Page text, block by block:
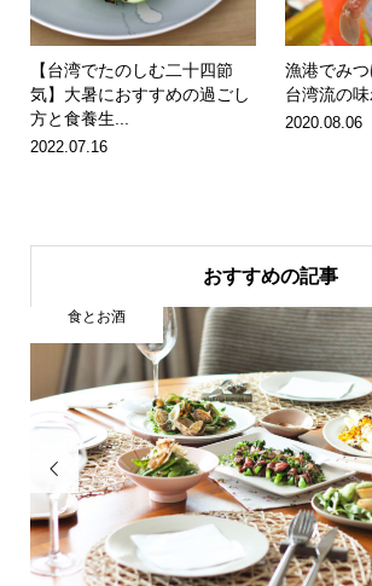
【台湾でたのしむ二十四節
気】大暑におすすめの過ごし
方と食養生...
2022.07.16
漁港でみ
台湾流の味
2020.08.06
おすすめの記事

旅とエッセイ